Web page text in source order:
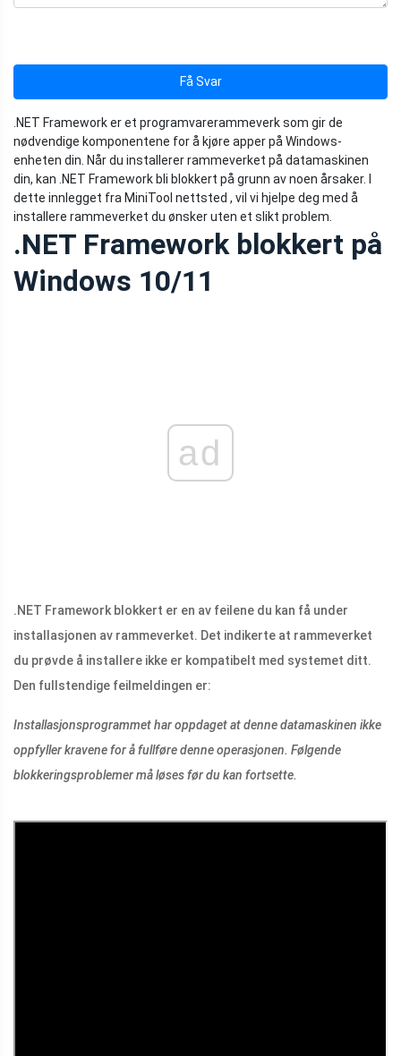
Få Svar
.NET Framework er et programvarerammeverk som gir de
nødvendige komponentene for å kjøre apper på Windows-
enheten din. Når du installerer rammeverket på datamaskinen
din, kan .NET Framework bli blokkert på grunn av noen årsaker. I
dette innlegget fra MiniTool nettsted , vil vi hjelpe deg med å
installere rammeverket du ønsker uten et slikt problem.
.NET Framework blokkert på
Windows 10/11
ad
.NET Framework blokkert er en av feilene du kan få under
installasjonen av rammeverket. Det indikerte at rammeverket
du prøvde å installere ikke er kompatibelt med systemet ditt.
Den fullstendige feilmeldingen er:
Installasjonsprogrammet har oppdaget at denne datamaskinen ikke
oppfyller kravene for å fullføre denne operasjonen. Følgende
blokkeringsproblemer må løses før du kan fortsette.